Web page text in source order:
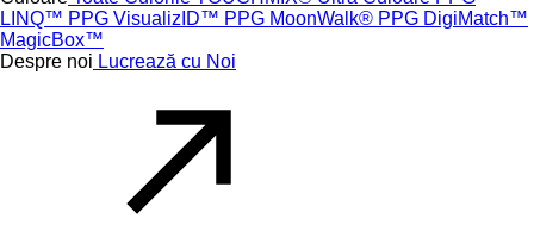
LINQ™ PPG VisualizID™ PPG MoonWalk® PPG DigiMatch™
MagicBox™
Despre noi Lucrează cu Noi